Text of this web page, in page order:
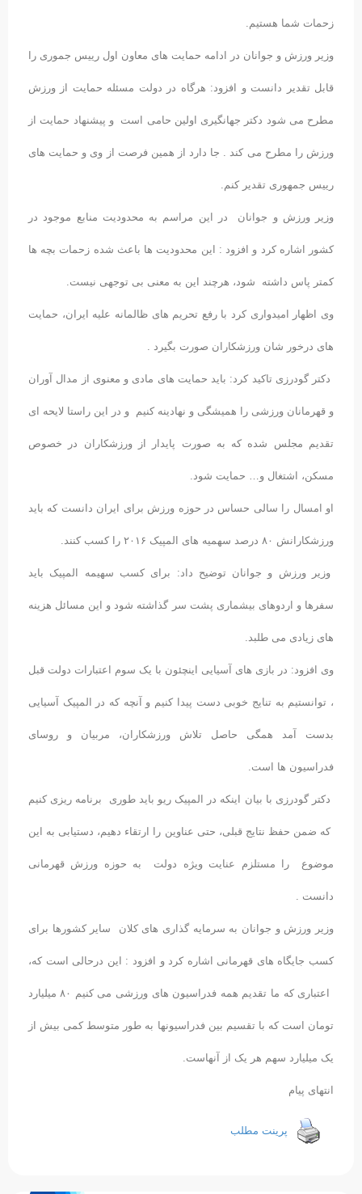
زحمات شما هستیم.
وزیر ورزش و جوانان در ادامه حمایت های معاون اول رییس جموری را
قابل تقدیر دانست و افزود: هرگاه در دولت مسئله حمایت از ورزش
مطرح می شود دکتر جهانگیری اولین حامی است و پیشنهاد حمایت از
ورزش را مطرح می کند . جا دارد از همین فرصت از وی و حمایت های
رییس جمهوری تقدیر کنم.
وزیر ورزش و جوانان در این مراسم به محدودیت منابع موجود در
کشور اشاره کرد و افزود : این محدودیت ها باعث شده زحمات بچه ها
کمتر پاس داشته شود، هرچند این به معنی بی توجهی نیست.
وی اظهار امیدواری کرد با رفع تحریم های ظالمانه علیه ایران، حمایت
های درخور شان ورزشکاران صورت بگیرد .
دکتر گودرزی تاکید کرد: باید حمایت های مادی و معنوی از مدال آوران
و قهرمانان ورزشی را همیشگی و نهادینه کنیم و در این راستا لایحه ای
تقدیم مجلس شده که به صورت پایدار از ورزشکاران در خصوص
مسکن، اشتغال و… حمایت شود.
او امسال را سالی حساس در حوزه ورزش برای ایران دانست که باید
ورزشکارانش ۸۰ درصد سهمیه های المپیک ۲۰۱۶ را کسب کنند.
وزیر ورزش و جوانان توضیح داد: برای کسب سهیمه المپیک باید
سفرها و اردوهای بیشماری پشت سر گذاشته شود و این مسائل هزینه
های زیادی می طلبد.
وی افزود: در بازی های آسیایی اینچئون با یک سوم اعتبارات دولت قبل
، توانستیم به تنایج خوبی دست پیدا کنیم و آنچه که در المپیک آسیایی
بدست آمد همگی حاصل تلاش ورزشکاران، مربیان و روسای
فدراسیون ها است.
دکتر گودرزی با بیان اینکه در المپیک ریو باید طوری برنامه ریزی کنیم
که ضمن حفظ نتایج قبلی، حتی عناوین را ارتقاء دهیم، دستیابی به این
موضوع را مستلزم عنایت ویژه دولت به حوزه ورزش قهرمانی
دانست .
وزیر ورزش و جوانان به سرمایه گذاری های کلان سایر کشورها برای
کسب جایگاه های قهرمانی اشاره کرد و افزود : این درحالی است که،
اعتباری که ما تقدیم همه فدراسیون های ورزشی می کنیم ۸۰ میلیارد
تومان است که با تقسیم بین فدراسیونها به طور متوسط کمی بیش از
یک میلیارد سهم هر یک از آنهاست.
انتهای پیام
پرینت مطلب